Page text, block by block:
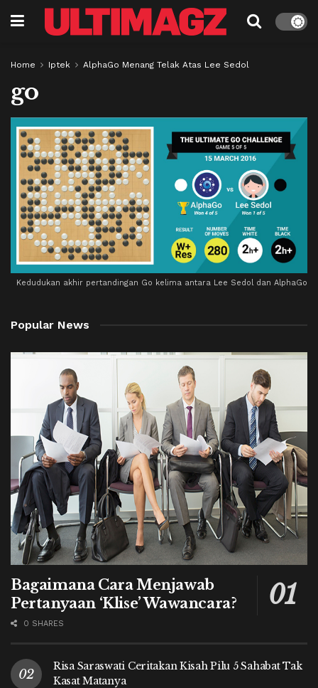
Home Iptek AlphaGo Menang Telak Atas Lee Sedol
go
Kedudukan akhir pertandingan Go kelima antara Lee Sedol dan AlphaGo
Popular News
Bagaimana Cara Menjawab
Pertanyaan ‘Klise’ Wawancara?
0 SHARES
Risa Saraswati Ceritakan Kisah Pilu 5 Sahabat Tak
Kasat Matanya